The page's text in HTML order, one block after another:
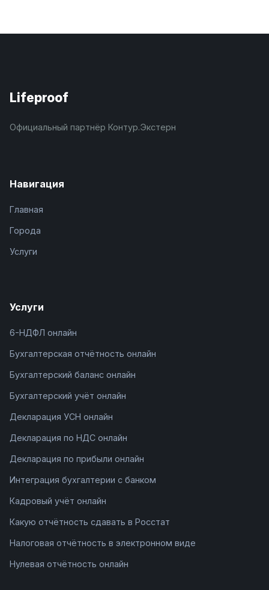
Lifeproof
Официальный партнёр Контур.Экстерн
Навигация
Главная
Города
Услуги
Услуги
6-НДФЛ онлайн
Бухгалтерская отчётность онлайн
Бухгалтерский баланс онлайн
Бухгалтерский учёт онлайн
Декларация УСН онлайн
Декларация по НДС онлайн
Декларация по прибыли онлайн
Интеграция бухгалтерии с банком
Кадровый учёт онлайн
Какую отчётность сдавать в Росстат
Налоговая отчётность в электронном виде
Нулевая отчётность онлайн